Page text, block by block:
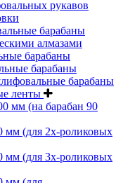
рукавов
барабаны
алмазами
барабаны
барабаны
барабаны
ленты
мм (на барабан 90
мм (для 2х-роликовых
мм (для 3х-роликовых